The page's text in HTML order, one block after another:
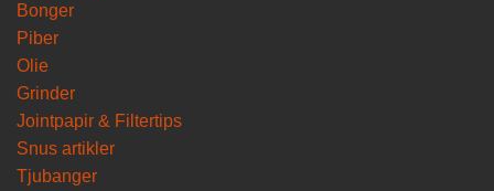
Bonger
Piber
Olie
Grinder
Jointpapir & Filtertips
Snus artikler
Tjubanger